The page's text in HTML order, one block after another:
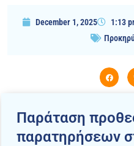
December 1, 2025 1:13
Παράταση
παρατηρήσεων